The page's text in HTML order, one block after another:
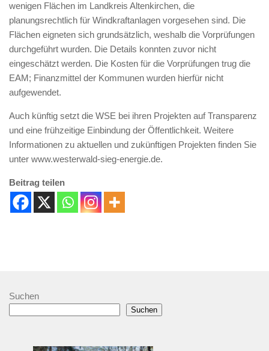
wenigen Flächen im Landkreis Altenkirchen, die
planungsrechtlich für Windkraftanlagen vorgesehen sind. Die
Flächen eigneten sich grundsätzlich, weshalb die Vorprüfungen
durchgeführt wurden. Die Details konnten zuvor nicht
eingeschätzt werden. Die Kosten für die Vorprüfungen trug die
EAM; Finanzmittel der Kommunen wurden hierfür nicht
aufgewendet.
Auch künftig setzt die WSE bei ihren Projekten auf Transparenz
und eine frühzeitige Einbindung der Öffentlichkeit. Weitere
Informationen zu aktuellen und zukünftigen Projekten finden Sie
unter www.westerwald-sieg-energie.de.
Beitrag teilen
Suchen
Suchen